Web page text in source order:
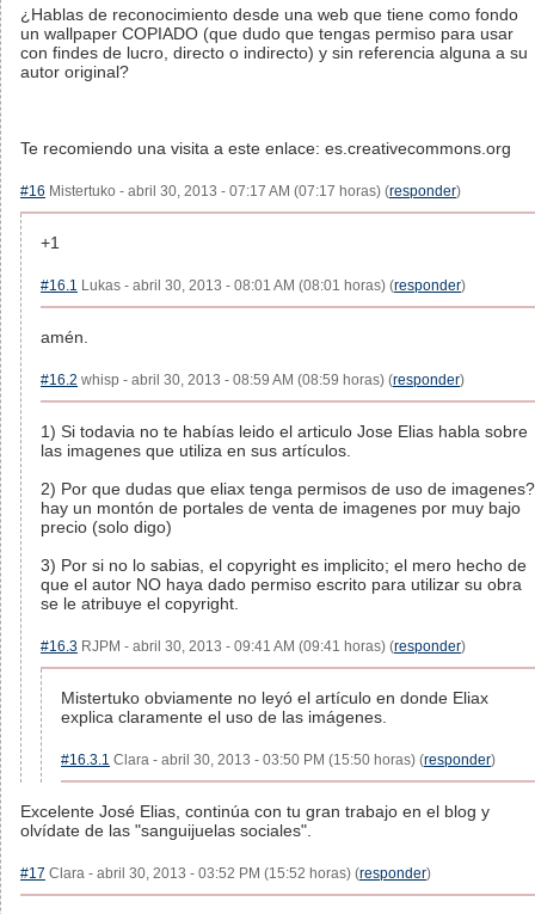
¿Hablas de reconocimiento desde una web que tiene como fondo
un wallpaper COPIADO (que dudo que tengas permiso para usar
con findes de lucro, directo o indirecto) y sin referencia alguna a su
autor original?
Te recomiendo una visita a este enlace: es.creativecommons.org
#16 Mistertuko - abril 30, 2013 - 07:17 AM (07:17 horas) (responder)
+1
#16.1 Lukas - abril 30, 2013 - 08:01 AM (08:01 horas) (responder)
amén.
#16.2 whisp - abril 30, 2013 - 08:59 AM (08:59 horas) (responder)
1) Si todavia no te habías leido el articulo Jose Elias habla sobre
las imagenes que utiliza en sus artículos.
2) Por que dudas que eliax tenga permisos de uso de imagenes?
hay un montón de portales de venta de imagenes por muy bajo
precio (solo digo)
3) Por si no lo sabias, el copyright es implicito; el mero hecho de
que el autor NO haya dado permiso escrito para utilizar su obra
se le atribuye el copyright.
#16.3 RJPM - abril 30, 2013 - 09:41 AM (09:41 horas) (responder)
Mistertuko obviamente no leyó el artículo en donde Eliax
explica claramente el uso de las imágenes.
#16.3.1 Clara - abril 30, 2013 - 03:50 PM (15:50 horas) (responder)
Excelente José Elias, continúa con tu gran trabajo en el blog y
olvídate de las "sanguijuelas sociales".
#17 Clara - abril 30, 2013 - 03:52 PM (15:52 horas) (responder)